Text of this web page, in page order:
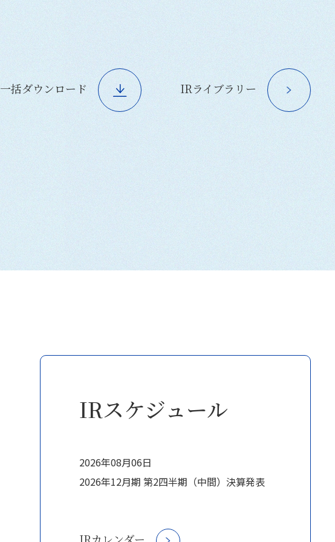
一括ダウンロード IRライブラリー
IRスケジュール
2026年08月06日
2026年12月期 第2四半期（中間）決算発表